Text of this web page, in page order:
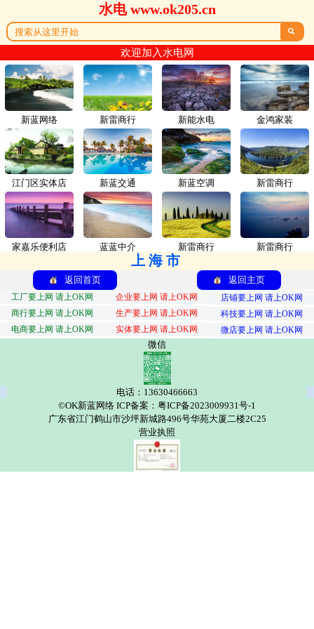
水电 www.ok205.cn

欢迎加入水电网
新蓝网络 新雷商行
江门区实体店 新蓝交通
家嘉乐便利店 蓝蓝中介
新能水电 金鸿家装
新蓝空调 新雷商行
新雷商行 新雷商行
上海市
返回首页 返回主页
工厂要上网 请上OK网 企业要上网 请上OK网
店铺要上网 请上OK网
商行要上网 请上OK网
生产要上网 请上OK网
科技要上网 请上OK网
电商要上网 请上OK网
实体要上网 请上OK网 微店要上网 请上OK网
微信
电话：13630466663
©OK新蓝网络 ICP备案：粤ICP备2023009931号-1
广东省江门鹤山市沙坪新城路496号华苑大厦二楼2C25
营业执照